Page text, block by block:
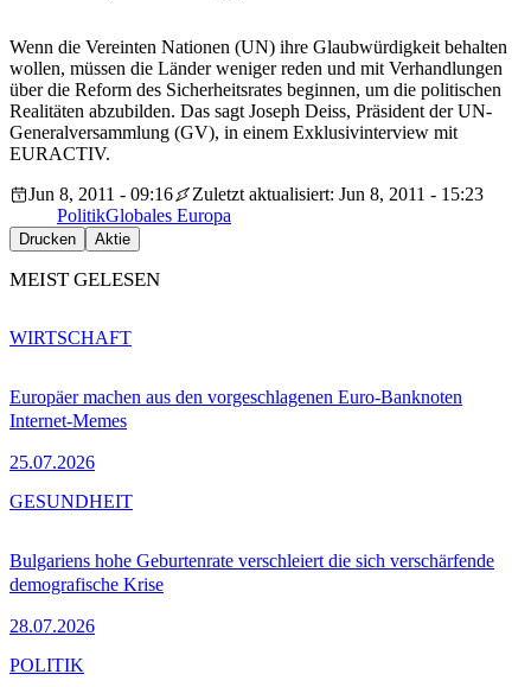
Wenn die Vereinten Nationen (UN) ihre Glaubwürdigkeit behalten
wollen, müssen die Länder weniger reden und mit Verhandlungen
über die Reform des Sicherheitsrates beginnen, um die politischen
Realitäten abzubilden. Das sagt Joseph Deiss, Präsident der UN-
Generalversammlung (GV), in einem Exklusivinterview mit
EURACTIV.
Jun 8, 2011 - 09:16
Zuletzt aktualisiert: Jun 8, 2011 - 15:23
PolitikGlobales Europa
Drucken Aktie
MEIST GELESEN
Europäer machen aus den vorgeschlagenen Euro-Banknoten
Internet-Memes
25.07.2026
WIRTSCHAFT
Bulgariens hohe Geburtenrate verschleiert die sich verschärfende
demografische Krise
28.07.2026
GESUNDHEIT
POLITIK